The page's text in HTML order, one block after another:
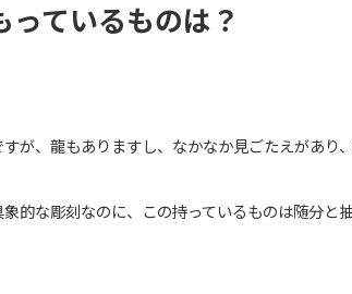
っているものは？
が、龍もありますし、なかなか見ごたえがあり
的な彫刻なのに、この持っているものは随分と